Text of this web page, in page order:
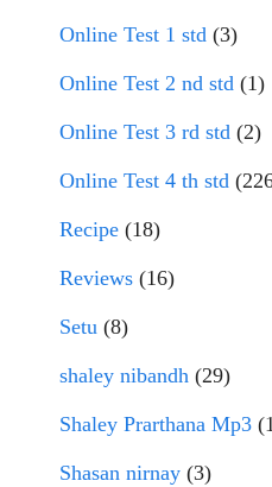
Online Test 1 std (3)
Online Test 2 nd std (1)
Online Test 3 rd std (2)
Online Test 4 th std
Recipe (18)
Reviews (16)
Setu (8)
shaley nibandh (29)
Shaley Prarthana Mp3
Shasan nirnay (3)